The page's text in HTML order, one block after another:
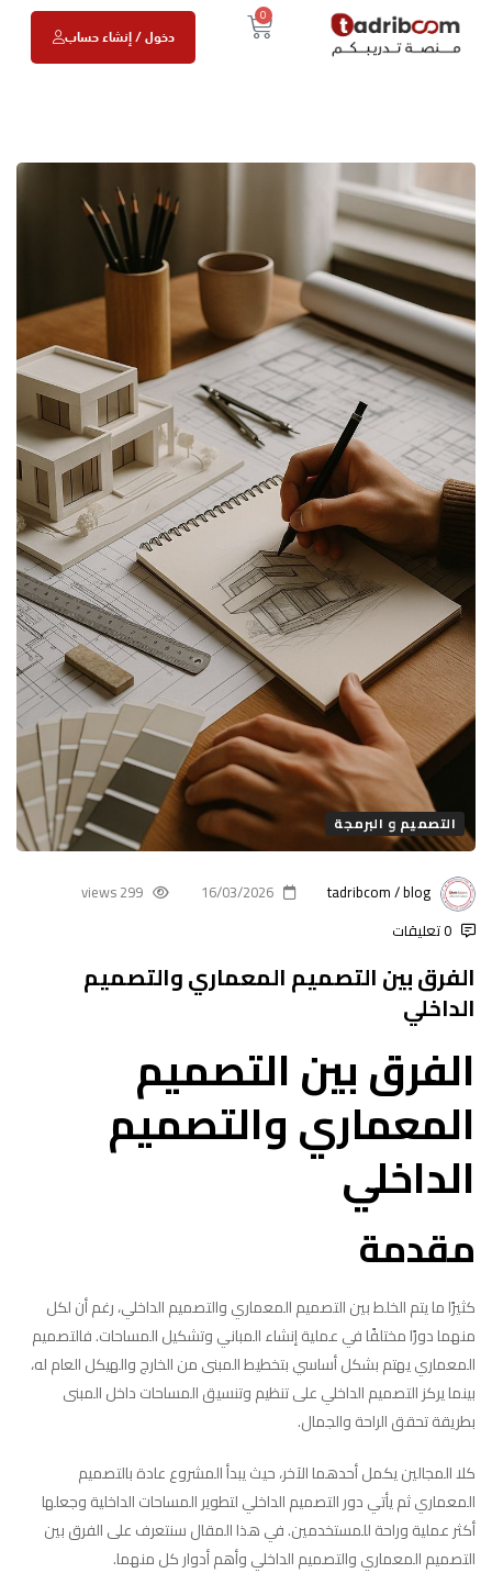
دخول / إنشاء حساب
0
التصميم و البرمجة
tadribcom / blog
16/03/2026
299 views
0 تعليقات
الفرق بين التصميم المعماري والتصميم
الداخلي
الفرق بين التصميم
المعماري والتصميم
الداخلي
مقدمة
كثيرًا ما يتم الخلط بين التصميم المعماري والتصميم الداخلي، رغم أن لكل
منهما دورًا مختلفًا في عملية إنشاء المباني وتشكيل المساحات. فالتصميم
المعماري يهتم بشكل أساسي بتخطيط المبنى من الخارج والهيكل العام له،
بينما يركز التصميم الداخلي على تنظيم وتنسيق المساحات داخل المبنى
بطريقة تحقق الراحة والجمال.
كلا المجالين يكمل أحدهما الآخر، حيث يبدأ المشروع عادة بالتصميم
المعماري ثم يأتي دور التصميم الداخلي لتطوير المساحات الداخلية وجعلها
أكثر عملية وراحة للمستخدمين. في هذا المقال سنتعرف على الفرق بين
التصميم المعماري والتصميم الداخلي وأهم أدوار كل منهما.